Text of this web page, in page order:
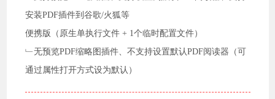
安装PDF插件到谷歌/火狐等
便携版（原生单执行文件 + 1个临时配置文件）
﹂无预览PDF缩略图插件、不支持设置默认PDF阅读器（可
通过属性打开方式设为默认）